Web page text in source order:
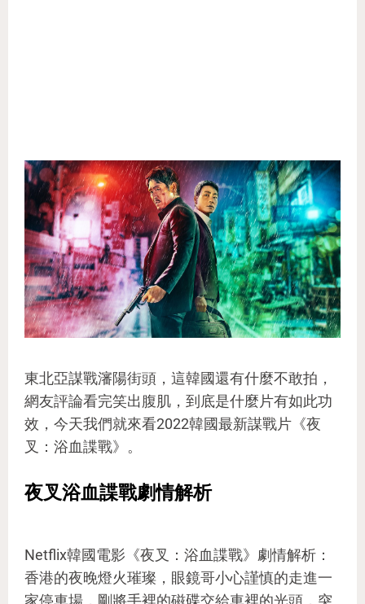
東北亞謀戰瀋陽街頭，這韓國還有什麼不敢拍，
網友評論看完笑出腹肌，到底是什麼片有如此功
效，今天我們就來看2022韓國最新謀戰片《夜
叉：浴血諜戰》。
夜叉浴血諜戰劇情解析
Netflix韓國電影《夜叉：浴血諜戰》劇情解析：
香港的夜晚燈火璀璨，眼鏡哥小心謹慎的走進一
家停車場，剛將手裡的磁碟交給車裡的光頭，突